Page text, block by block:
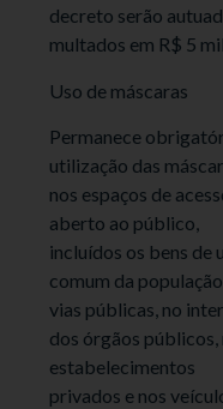
decreto serão
multados em R$ 5
Uso de máscaras
Permanece
utilização das
nos espaços de
aberto ao público,
incluídos os bens de
comum da
vias públicas, no
dos órgãos públicos,
estabelecimentos
privados e nos